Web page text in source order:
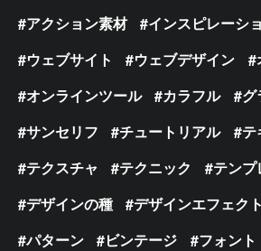
アクション素材
インスピレーシ
ウェブサイト
ウェブデザイン
オンラインツール
カラフル
グ
サンセリフ
チュートリアル
テ
テクスチャ
テクニック
テンプ
デザインの種
デザインエフェクト
パターン
ビンテージ
フォント